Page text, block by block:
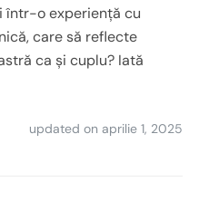
într-o experiență cu
care să reflecte
ca și cuplu? Iată
updated on aprilie 1, 2025